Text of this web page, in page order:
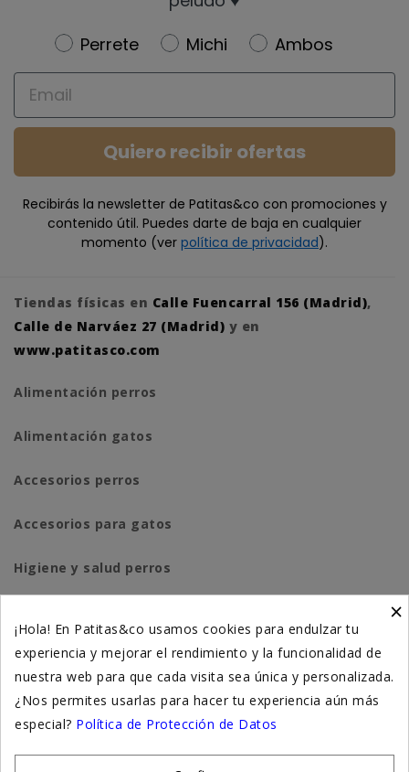
Newsletter
Perrete Michi
Ambos
Email
Quiero recibir ofertas
Recibirás la newsletter de Patitas&co con promociones y
contenido útil. Puedes darte de baja en cualquier
momento (ver política de privacidad).
Tiendas físicas en Calle Fuencarral 156 (Madrid),
Calle de Narváez 27 (Madrid) y en
www.patitasco.com
Alimentación perros
Alimentación gatos
Accesorios perros
Accesorios para gatos
Higiene y salud perros
Suplementación natural
Otros
×
¡Hola! En Patitas&co usamos cookies para endulzar tu
experiencia y mejorar el rendimiento y la funcionalidad de
nuestra web para que cada visita sea única y personalizada.
¿Nos permites usarlas para hacer tu experiencia aún más
especial? Política de Protección de Datos